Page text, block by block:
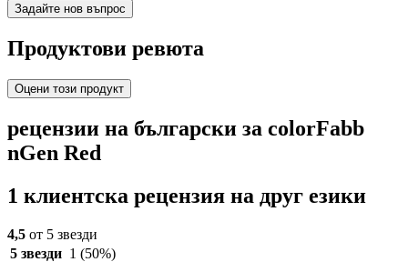
Задайте нов въпрос
Продуктови ревюта
Оцени този продукт
рецензии на български за colorFabb
nGen Red
1 клиентска рецензия на друг езики
4,5 от 5 звезди
5 звезди 1 (50%)